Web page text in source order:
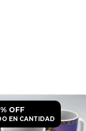
OFF
EN CANTIDAD